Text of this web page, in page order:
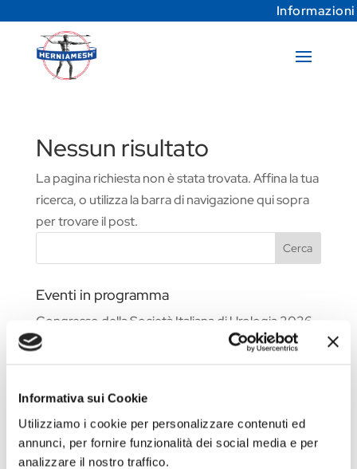
Informativa sui Cookie
Utilizziamo i cookie per personalizzare contenuti ed
annunci, per fornire funzionalità dei social media e per
analizzare il nostro traffico.
Informazioni
Nessun risultato
La pagina richiesta non è stata trovata. Affina la tua
ricerca, o utilizza la barra di navigazione qui sopra
per trovare il post.
Cerca
Eventi in programma
Congresso della Società Italiana di Urologia 2026
Fiera Commerciale WHX Dubai 2026
– STEP I
CORSO DI FORMAZIONE: SCUOLA SIC-ISHAWS
– STEP II